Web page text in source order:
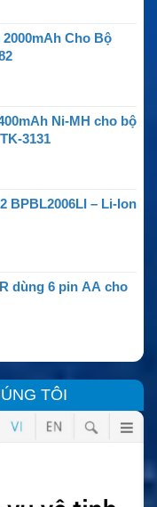
Cho Bộ
Ni-MH cho bộ
3131
BPBL2006LI – Li-Ion
dùng 6 pin AA cho
TÔI